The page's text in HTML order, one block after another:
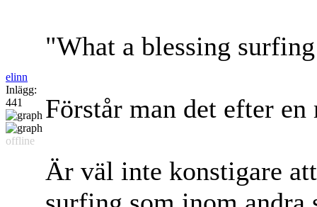
elinn
Inlägg:
441
offline
"What a blessing
Förstår man det efter
Är väl inte konstigare